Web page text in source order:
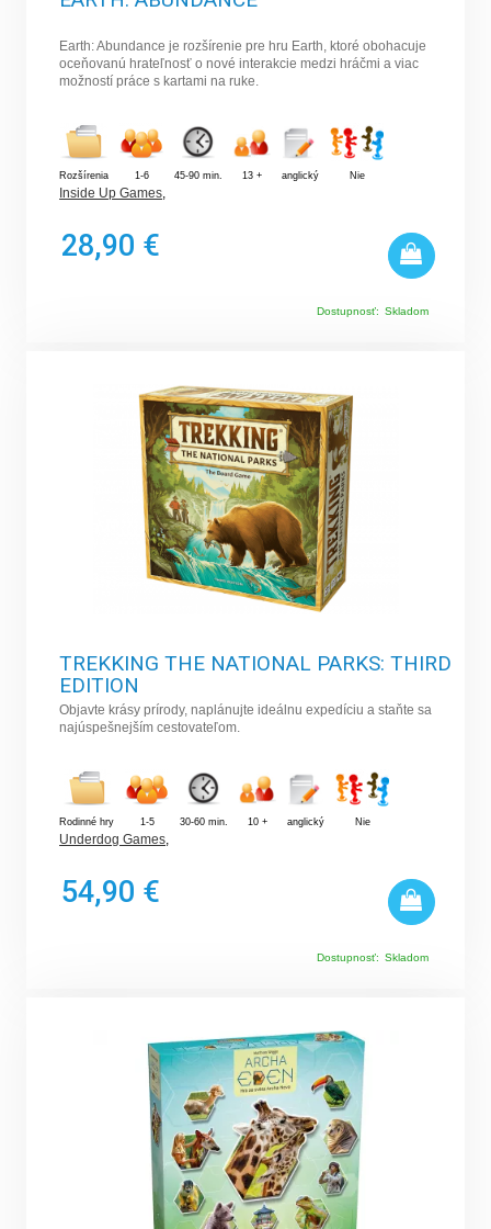
Earth: Abundance je rozšírenie pre hru Earth, ktoré obohacuje
oceňovanú hrateľnosť o nové interakcie medzi hráčmi a viac
možností práce s kartami na ruke.
Rozšírenia 1-6 45-90 min. 13 + anglický Nie
Inside Up Games
28,90 €
Dostupnosť: Skladom
TREKKING THE NATIONAL PARKS: THIRD
EDITION
Objavte krásy prírody, naplánujte ideálnu expedíciu a staňte sa
najúspešnejším cestovateľom.
Rodinné hry 1-5 30-60 min. 10 + anglický Nie
Underdog Games
54,90 €
Dostupnosť: Skladom